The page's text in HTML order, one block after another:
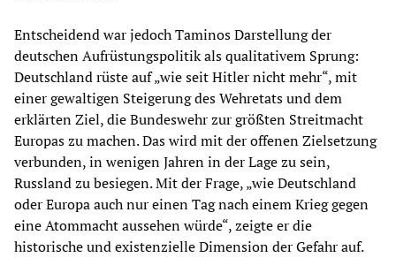
Entscheidend war jedoch Taminos Darstellung der
deutschen Aufrüstungspolitik als qualitativem Sprung:
Deutschland rüste auf „wie seit Hitler nicht mehr“, mit
einer gewaltigen Steigerung des Wehretats und dem
erklärten Ziel, die Bundeswehr zur größten Streitmacht
Europas zu machen. Das wird mit der offenen Zielsetzung
verbunden, in wenigen Jahren in der Lage zu sein,
Russland zu besiegen. Mit der Frage, „wie Deutschland
oder Europa auch nur einen Tag nach einem Krieg gegen
eine Atommacht aussehen würde“, zeigte er die
historische und existenzielle Dimension der Gefahr auf.